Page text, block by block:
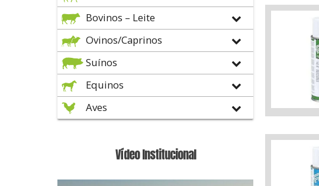
Bovinos – Leite
Ovinos/Caprinos
Suínos
Equinos
Aves
Vídeo Institucional